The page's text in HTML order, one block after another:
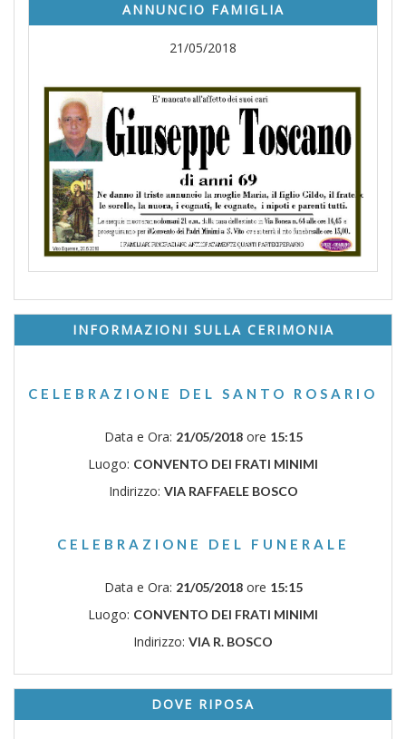
ANNUNCIO FAMIGLIA
21/05/2018
INFORMAZIONI SULLA CERIMONIA
CELEBRAZIONE DEL SANTO ROSARIO
Data e Ora: 21/05/2018ore 15:15
Luogo: CONVENTO DEI FRATI MINIMI
Indirizzo: VIA RAFFAELE BOSCO
CELEBRAZIONE DEL FUNERALE
Data e Ora: 21/05/2018ore 15:15
Luogo: CONVENTO DEI FRATI MINIMI
Indirizzo: VIA R. BOSCO
DOVE RIPOSA